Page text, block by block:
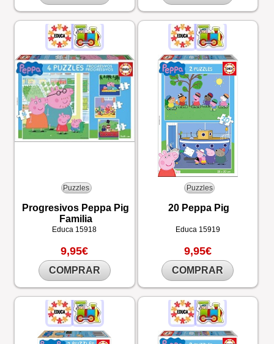
Puzzles
Progresivos Peppa Pig
Familia
Educa 15918
9,95€
COMPRAR
Puzzles
20 Peppa Pig
Educa 15919
9,95€
COMPRAR